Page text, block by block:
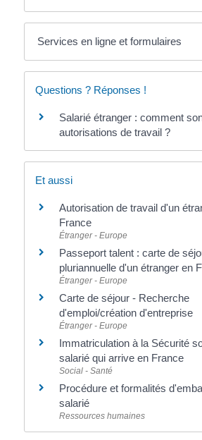
Services en ligne et formulaires
Questions ? Réponses !
Salarié étranger : comment
autorisations de travail ?
Et aussi
Autorisation de travail d'un
France
Étranger - Europe
Passeport talent : carte de
pluriannuelle d'un étranger en
Étranger - Europe
Carte de séjour - Recherche
d'emploi/création d'entreprise
Étranger - Europe
Immatriculation à la Sécurité
salarié qui arrive en France
Social - Santé
Procédure et formalités
salarié
Ressources humaines